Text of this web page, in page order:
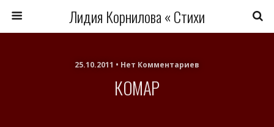
Лидия Корнилова « Стихи
25.10.2011 • Нет Комментариев
КОМАР